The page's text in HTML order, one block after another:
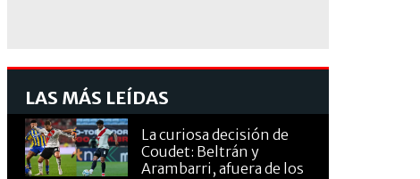
LAS MÁS LEÍDAS
La curiosa decisión de
Coudet: Beltrán y
Arambarri, afuera de los